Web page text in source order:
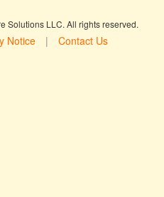
Solutions LLC. All rights reserved.
Notice | Contact Us